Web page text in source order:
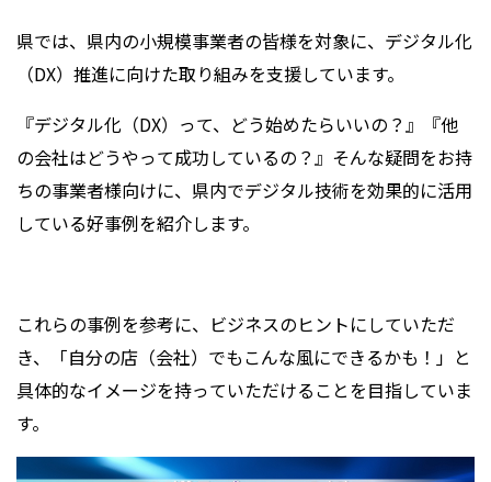
県では、県内の小規模事業者の皆様を対象に、デジタル化
（DX）推進に向けた取り組みを支援しています。
『デジタル化（DX）って、どう始めたらいいの？』『他
の会社はどうやって成功しているの？』そんな疑問をお持
ちの事業者様向けに、県内でデジタル技術を効果的に活用
している好事例を紹介します。
これらの事例を参考に、ビジネスのヒントにしていただ
き、「自分の店（会社）でもこんな風にできるかも！」と
具体的なイメージを持っていただけることを目指していま
す。